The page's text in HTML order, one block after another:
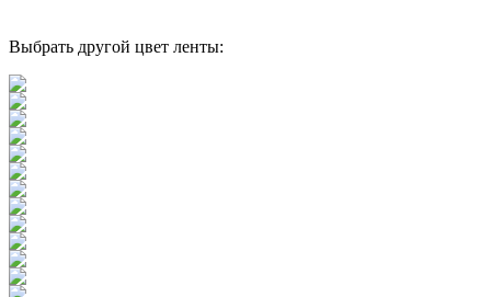
Выбрать другой цвет ленты: